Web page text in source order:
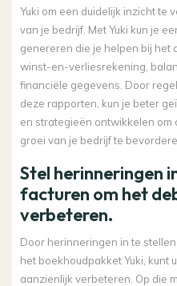
Yuki om een duidelijk inzicht te
van je bedrijf. Met Yuki kun je
genereren die je helpen bij het
winst-en-verliesrekening,
financiële gegevens. Door
deze rapporten, kun je beter
en strategieën ontwikkelen
groei van je bedrijf te
Stel herinneringen
facturen om het
verbeteren.
Door herinneringen in te
het boekhoudpakket Yuki, kunt
aanzienlijk verbeteren. Op die